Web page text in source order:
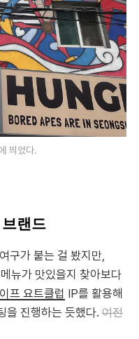
띄었다.
랜드
구가 붙는 걸 봤지만,
뉴가 맛있을지 찾아보다
프 요트클럽 IP를 활용해
을 진행하는 듯했다. 여전